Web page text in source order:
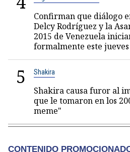
Confirman que diálogo
Delcy Rodríguez y la
2015 de Venezuela
formalmente este
5 Shakira
Shakira causa furor al
que le tomaron en los
meme"